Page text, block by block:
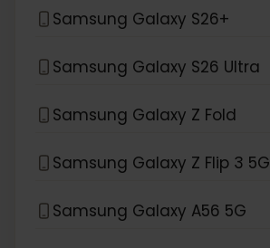
Samsung Galaxy S26+
Samsung Galaxy S26 Ultra
Samsung Galaxy Z Fold
Samsung Galaxy Z Flip 3 5G
Samsung Galaxy A56 5G